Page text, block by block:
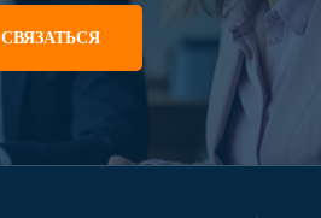
СВЯЗАТЬСЯ